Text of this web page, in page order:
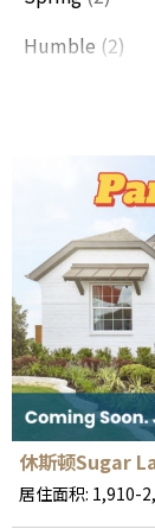
Humble (2)
Missouri City
Tomball(5)
Conroe(4)
Brookshire(2)
休斯顿Sugar
居住面积: 1,910-